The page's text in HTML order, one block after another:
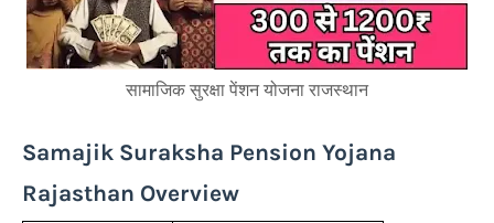
सामाजिक सुरक्षा पेंशन योजना राजस्थान
Samajik Suraksha Pension Yojana
Rajasthan Overview